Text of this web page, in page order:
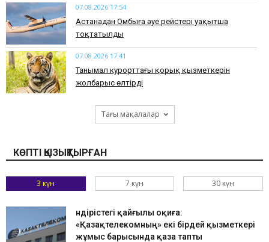
07.08.2026 17:54
Астанадан Омбыға әуе рейстері уақытша
тоқтатылды
07.08.2026 17:41
​Танымал курорттағы қорық қызметкерін
жолбарыс өлтірді
Тағы мақалалар
КӨПТІ ҚЫЗЫҚТЫРҒАН
3 күн 7 күн 30 күн
Өндірістегі қайғылы оқиға:
«Қазақтелекомның» екі бірдей қызметкері
жұмыс барысында қаза тапты